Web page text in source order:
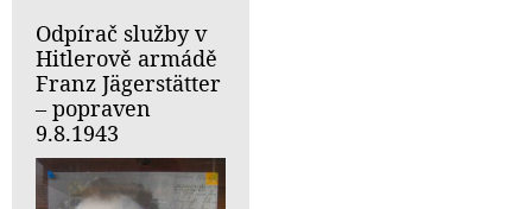
Odpírač služby v
Hitlerově armádě
Franz Jägerstätter
– popraven
9.8.1943